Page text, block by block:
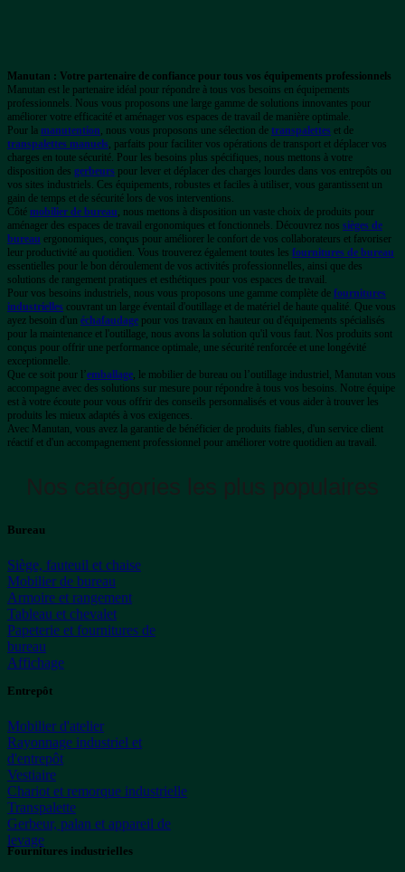
Manutan : Votre partenaire de confiance pour tous vos équipements professionnels
Manutan est le partenaire idéal pour répondre à tous vos besoins en équipements
professionnels. Nous vous proposons une large gamme de solutions innovantes pour
améliorer votre efficacité et aménager vos espaces de travail de manière optimale.
Pour la manutention, nous vous proposons une sélection de transpalettes et de
transpalettes manuels, parfaits pour faciliter vos opérations de transport et déplacer vos
charges en toute sécurité. Pour les besoins plus spécifiques, nous mettons à votre
disposition des gerbeurs pour lever et déplacer des charges lourdes dans vos entrepôts ou
vos sites industriels. Ces équipements, robustes et faciles à utiliser, vous garantissent un
gain de temps et de sécurité lors de vos interventions.
Côté mobilier de bureau, nous mettons à disposition un vaste choix de produits pour
aménager des espaces de travail ergonomiques et fonctionnels. Découvrez nos sièges de
bureau ergonomiques, conçus pour améliorer le confort de vos collaborateurs et favoriser
leur productivité au quotidien. Vous trouverez également toutes les fournitures de bureau
essentielles pour le bon déroulement de vos activités professionnelles, ainsi que des
solutions de rangement pratiques et esthétiques pour vos espaces de travail.
Pour vos besoins industriels, nous vous proposons une gamme complète de fournitures
industrielles couvrant un large éventail d'outillage et de matériel de haute qualité. Que vous
ayez besoin d'un échafaudage pour vos travaux en hauteur ou d'équipements spécialisés
pour la maintenance et l'outillage, nous avons la solution qu'il vous faut. Nos produits sont
conçus pour offrir une performance optimale, une sécurité renforcée et une longévité
exceptionnelle.
Que ce soit pour l’emballage, le mobilier de bureau ou l’outillage industriel, Manutan vous
accompagne avec des solutions sur mesure pour répondre à tous vos besoins. Notre équipe
est à votre écoute pour vous offrir des conseils personnalisés et vous aider à trouver les
produits les mieux adaptés à vos exigences.
Avec Manutan, vous avez la garantie de bénéficier de produits fiables, d'un service client
réactif et d'un accompagnement professionnel pour améliorer votre quotidien au travail.
Nos catégories les plus populaires
Bureau
Siège, fauteuil et chaise
Mobilier de bureau
Armoire et rangement
Tableau et chevalet
Papeterie et fournitures de
bureau
Affichage
Entrepôt
Mobilier d'atelier
Rayonnage industriel et
d'entrepôt
Vestiaire
Chariot et remorque industrielle
Transpalette
Gerbeur, palan et appareil de
levage
Fournitures industrielles